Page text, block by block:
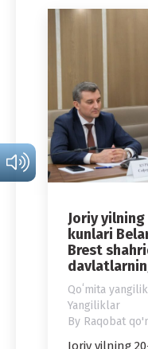
Joriy
kunlari
Brest
Qoʻmita
Yangiliklar
By Raqobat
Joriy yilning